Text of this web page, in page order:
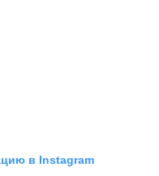
в Instagram